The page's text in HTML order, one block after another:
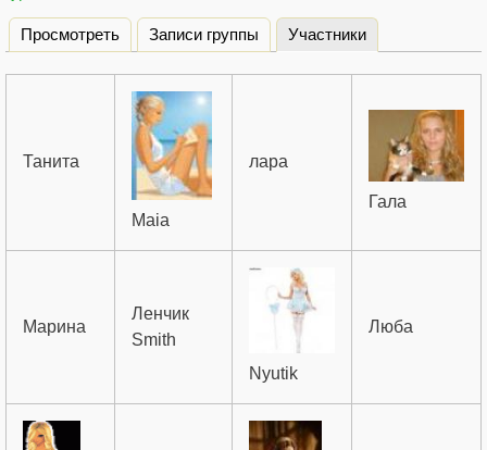
Главные вкладки
Просмотреть Записи группы Участники
Танита
Maia
лара
Гала
Марина
Ленчик
Smith
Nyutik
Люба